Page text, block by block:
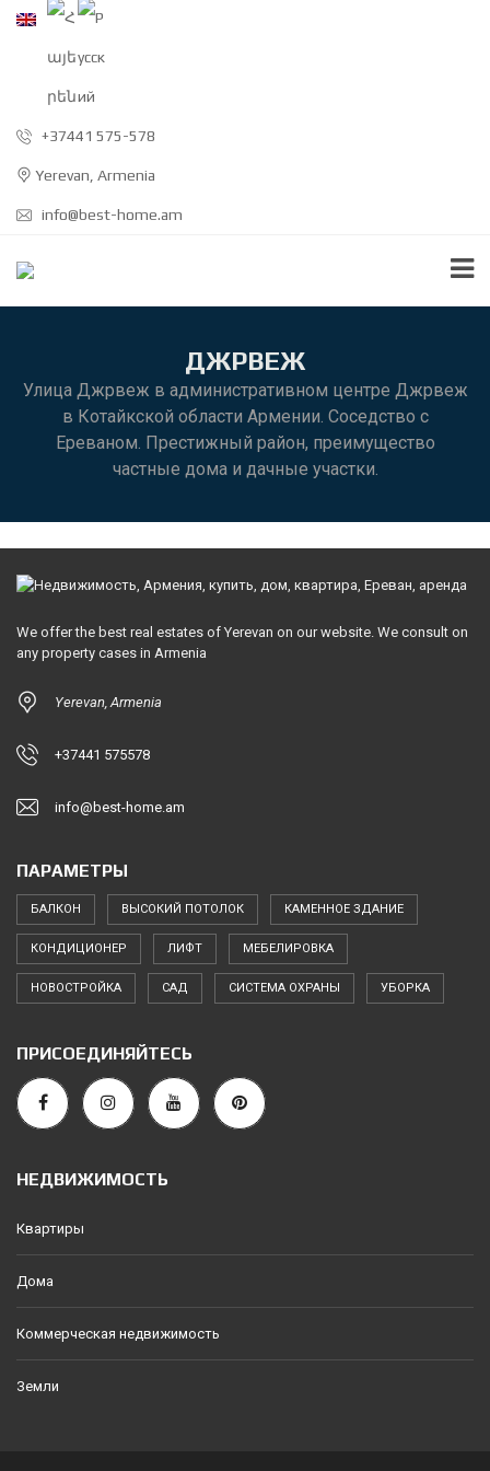
+37441 575-578
Yerevan, Armenia
info@best-home.am
ДЖРВЕЖ
Улица Джрвеж в административном центре Джрвеж
в Котайкской области Армении. Соседство с
Ереваном. Престижный район, преимущество
частные дома и дачные участки.
We offer the best real estates of Yerevan on our website. We consult on
any property cases in Armenia
Yerevan, Armenia
+37441 575578
info@best-home.am
ПАРАМЕТРЫ
БАЛКОН ВЫСОКИЙ ПОТОЛОК КАМЕННОЕ ЗДАНИЕ
КОНДИЦИОНЕР ЛИФТ МЕБЕЛИРОВКА
НОВОСТРОЙКА САД СИСТЕМА ОХРАНЫ УБОРКА
ПРИСОЕДИНЯЙТЕСЬ
НЕДВИЖИМОСТЬ
Квартиры
Дома
Коммерческая недвижимость
Земли